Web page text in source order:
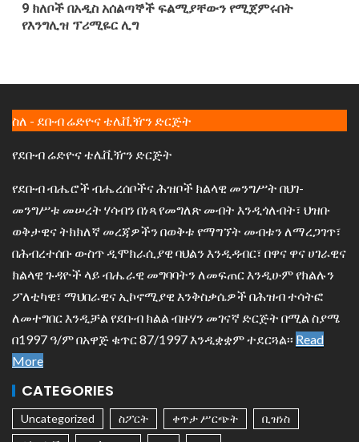
9 ክለቦች በአዲስ አሰልጣኞች ፍልሚያቸውን የሚጀምሩበት
የእንግሊዝ ፕሪሚዬር ሊግ
ስለ - ደቡብ ሬድዮና ቴሌቪዥን ድርጅት
የደቡብ ሬድዮና ቴሌቪዥን ድርጅት
የደቡብ ብሔሮች ብሔረሰቦችና ሕዝቦች ክልላዊ መንግሥት በህገ-
መንግሥቱ መሠረት ሃሳብን በነጻ የመግለጽ መብት እንዲጎለብት፣ ህዝቡ
ወቅታዊና ትክክለኛ መረጃዎችን በወቅቱ የማግኘት መብቱን ለማረጋገጥ፣
በሕብረተሰቡ ውስጥ ዲሞክራሲያዊ ባህልን እንዲዳብር፣ በዋና ዋና ሀገራዊና
ክልላዊ ጉዳዮች ላይ ብሔራዊ መግባባትን ለመፍጠር እንዲሁም የክልሉን
ፖለቲካዊ፣ ማህበራዊና ኢኮኖሚያዊ እንቅስቃሴዎች በሕዝብ ተሳትፎ
ለመተግበር እንዲቻል የደቡብ ክልል ብዙሃን መገናኛ ድርጅት በሚል ስያሜ
በ1997 ዓ/ም በአዋጅ ቁጥር 87/1997 እንዲቋቋም ተደርጓል፡፡ Read
More
CATEGORIES
Uncategorized ስፖርት ቀጥታ ሥርጭት
ቢዝነስ